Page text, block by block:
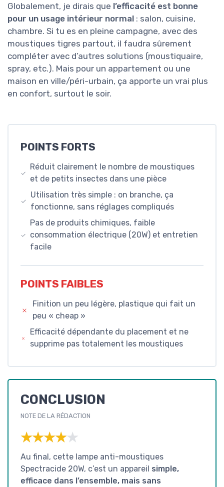
Globalement, je dirais que l’efficacité est bonne
pour un usage intérieur normal : salon, cuisine,
chambre. Si tu es en pleine campagne, avec des
moustiques tigres partout, il faudra sûrement
compléter avec d’autres solutions (moustiquaire,
spray, etc.). Mais pour un appartement ou une
maison en ville/péri-urbain, ça apporte un vrai plus
en confort, surtout le soir.
POINTS FORTS
Réduit clairement le nombre de moustiques
et de petits insectes dans une pièce
Utilisation très simple : on branche, ça
fonctionne, sans réglages compliqués
Pas de produits chimiques, faible
consommation électrique (20W) et entretien
facile
POINTS FAIBLES
Finition un peu légère, plastique qui fait un
peu « cheap »
Efficacité dépendante du placement et ne
supprime pas totalement les moustiques
CONCLUSION
NOTE DE LA RÉDACTION
★★★★★
★★★★★
Au final, cette lampe anti-moustiques
Spectracide 20W, c’est un appareil simple,
efficace dans l’ensemble, mais sans